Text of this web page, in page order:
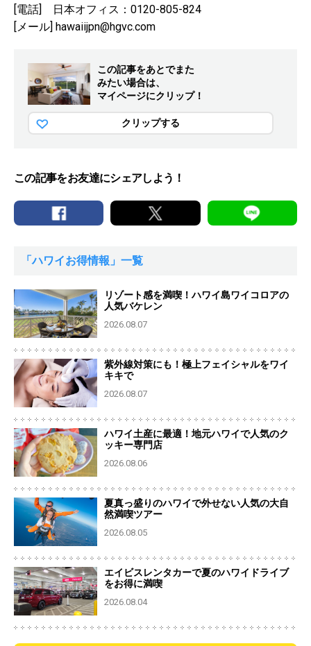
[電話] 日本オフィス：0120-805-824
[メール] hawaiijpn@hgvc.com
この記事をあとでまた
みたい場合は、
マイページにクリップ！
クリップする
この記事をお友達にシェアしよう！
「ハワイお得情報」一覧
リゾート感を満喫！ハワイ島ワイコロアの
人気バケレン
2026.08.07
紫外線対策にも！極上フェイシャルをワイ
キキで
2026.08.07
ハワイ土産に最適！地元ハワイで人気のク
ッキー専門店
2026.08.06
夏真っ盛りのハワイで外せない人気の大自
然満喫ツアー
2026.08.05
エイビスレンタカーで夏のハワイドライブ
をお得に満喫
2026.08.04